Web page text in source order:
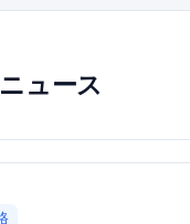
ュース